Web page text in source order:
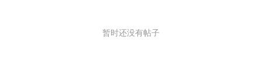
暂时还没有帖子